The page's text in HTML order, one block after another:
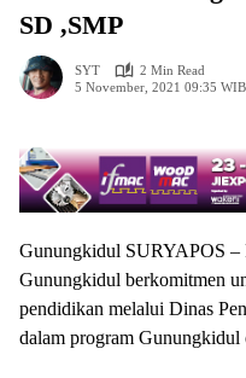
SD ,SMP
SYT
2 Min Read
5 November, 2021 09:35 WIB
Gunungkidul SURYAPOS –
Gunungkidul berkomitmen
pendidikan melalui Dinas
dalam program Gunungkidul